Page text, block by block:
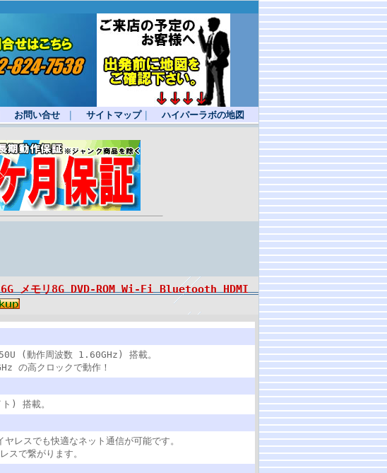
お問い合せ サイトマップ｜ ハイパーラボの地図
メモリ8G DVD-ROM Wi-Fi Bluetooth HDMI
(動作周波数 1.60GHz) 搭載。
の高クロックで動作！
) 搭載。
レスでも快適なネット通信が可能です。
で繋がります。